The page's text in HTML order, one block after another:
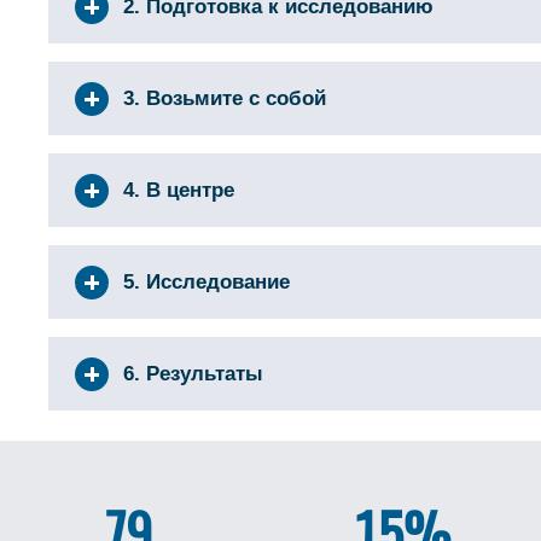
2. Подготовка к исследованию
3. Возьмите с собой
4. В центре
5. Исследование
6. Результаты